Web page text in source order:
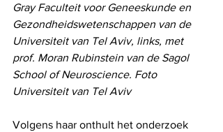
Gray Faculteit voor Geneeskunde en
Gezondheidswetenschappen van de
Universiteit van Tel Aviv, links, met
prof. Moran Rubinstein van de Sagol
School of Neuroscience. Foto
Universiteit van Tel Aviv
Volgens haar onthult het onderzoek